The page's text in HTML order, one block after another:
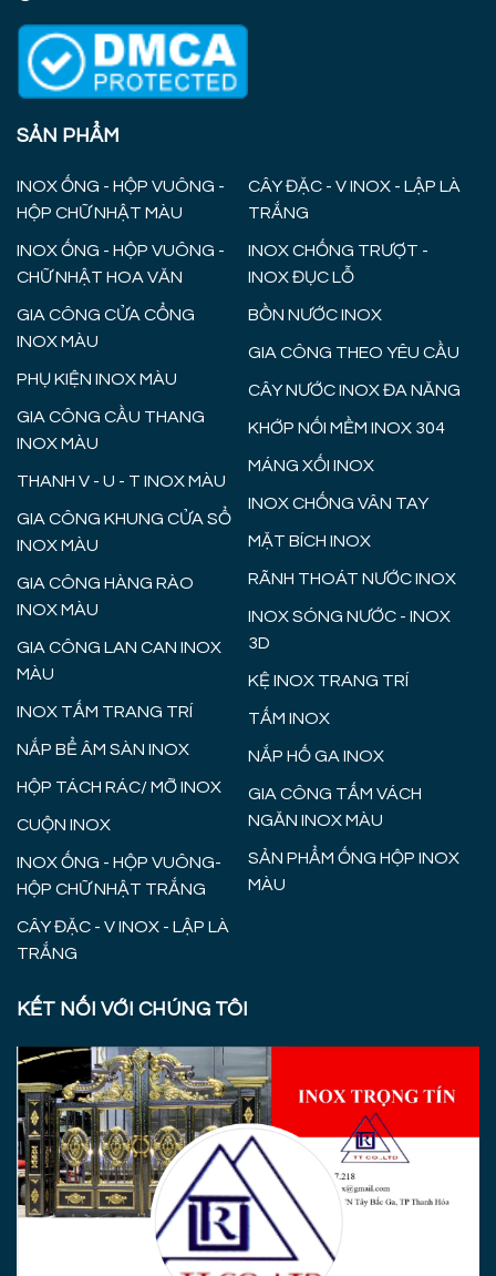
SẢN PHẨM
INOX ỐNG - HỘP VUÔNG -
HỘP CHỮ NHẬT MÀU
INOX ỐNG - HỘP VUÔNG -
CHỮ NHẬT HOA VĂN
GIA CÔNG CỬA CỔNG
INOX MÀU
PHỤ KIỆN INOX MÀU
GIA CÔNG CẦU THANG
INOX MÀU
THANH V - U - T INOX MÀU
GIA CÔNG KHUNG CỬA SỔ
INOX MÀU
GIA CÔNG HÀNG RÀO
INOX MÀU
GIA CÔNG LAN CAN INOX
MÀU
INOX TẤM TRANG TRÍ
NẮP BỂ ÂM SÀN INOX
HỘP TÁCH RÁC/ MỠ INOX
CUỘN INOX
INOX ỐNG - HỘP VUÔNG-
HỘP CHỮ NHẬT TRẮNG
CÂY ĐẶC - V INOX - LẬP LÀ
TRẮNG
CÂY ĐẶC - V INOX - LẬP LÀ
TRẮNG
INOX CHỐNG TRƯỢT -
INOX ĐỤC LỖ
BỒN NƯỚC INOX
GIA CÔNG THEO YÊU CẦU
CÂY NƯỚC INOX ĐA NĂNG
KHỚP NỐI MỀM INOX 304
MÁNG XỐI INOX
INOX CHỐNG VÂN TAY
MẶT BÍCH INOX
RÃNH THOÁT NƯỚC INOX
INOX SÓNG NƯỚC - INOX
3D
KỆ INOX TRANG TRÍ
TẤM INOX
NẮP HỐ GA INOX
GIA CÔNG TẤM VÁCH
NGĂN INOX MÀU
SẢN PHẨM ỐNG HỘP INOX
MÀU
KẾT NỐI VỚI CHÚNG TÔI